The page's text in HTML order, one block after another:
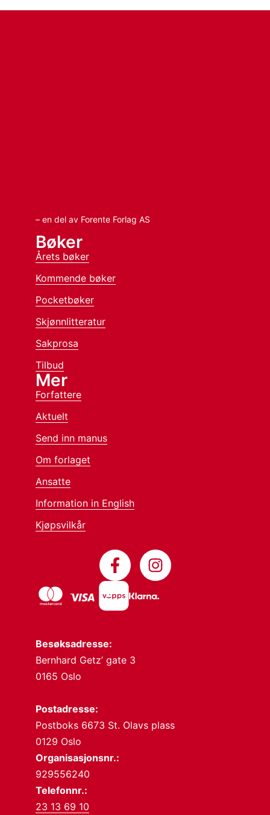
– en del av Forente Forlag AS
Besøksadresse:
Bernhard Getz’ gate 3
0165 Oslo
Postadresse:
Postboks 6673 St. Olavs plass
0129 Oslo
Organisasjonsnr.:
929556240
Telefonnr.:
23 13 69 10
Bøker
Årets bøker
Kommende bøker
Pocketbøker
Skjønnlitteratur
Sakprosa
Tilbud
Mer
Forfattere
Aktuelt
Send inn manus
Om forlaget
Ansatte
Information in English
Kjøpsvilkår